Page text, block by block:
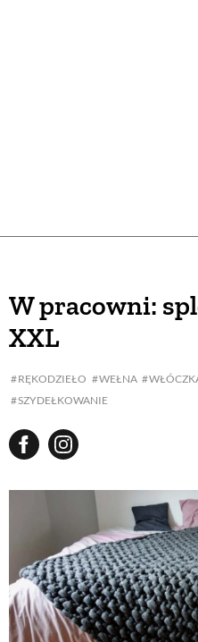
W pracowni:
XXL
RĘKODZIEŁO WEŁNA
SZYDEŁKOWANIE